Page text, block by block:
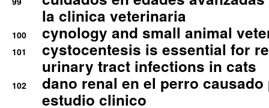
la clinica veterinaria
100 cynology and small animal
101
cystocentesis is essential for
urinary tract infections in cats
102
dano renal en el perro
estudio clinico